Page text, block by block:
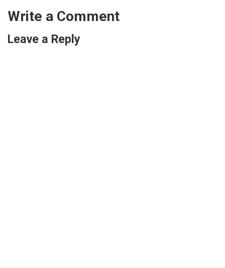
Write a Comment
Leave a Reply